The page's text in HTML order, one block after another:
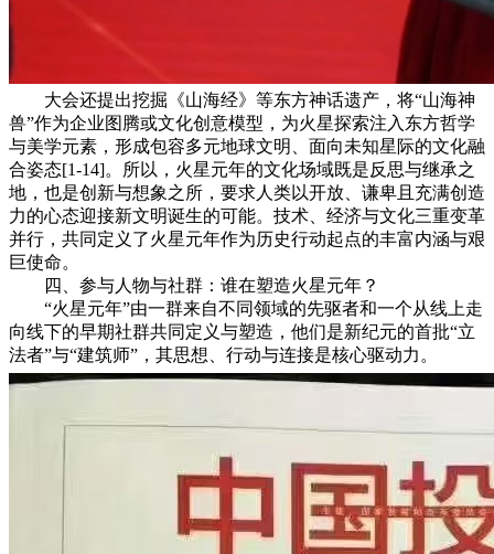
大会还提出挖掘《山海经》等东方神话遗产，将“山海神
兽”作为企业图腾或文化创意模型，为火星探索注入东方哲学
与美学元素，形成包容多元地球文明、面向未知星际的文化融
合姿态[1-14]。所以，火星元年的文化场域既是反思与继承之
地，也是创新与想象之所，要求人类以开放、谦卑且充满创造
力的心态迎接新文明诞生的可能。技术、经济与文化三重变革
并行，共同定义了火星元年作为历史行动起点的丰富内涵与艰
巨使命。
四、参与人物与社群：谁在塑造火星元年？
“火星元年”由一群来自不同领域的先驱者和一个从线上走
向线下的早期社群共同定义与塑造，他们是新纪元的首批“立
法者”与“建筑师”，其思想、行动与连接是核心驱动力。